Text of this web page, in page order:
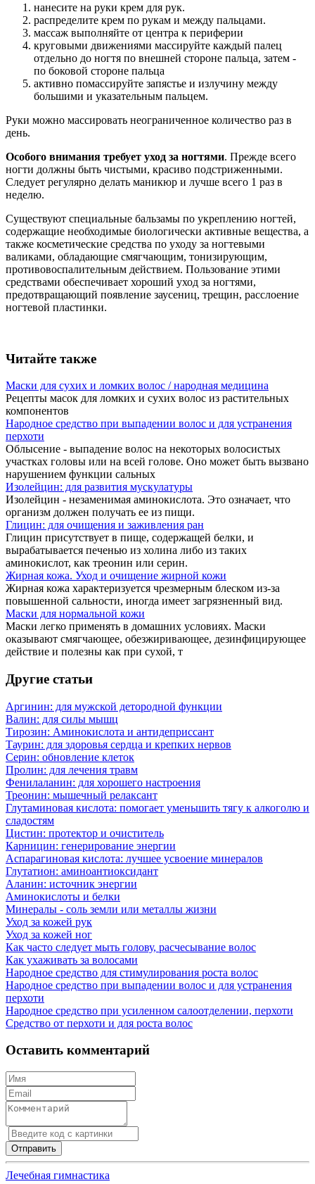
нанесите на руки крем для рук.
распределите крем по рукам и между пальцами.
массаж выполняйте от центра к периферии
круговыми движениями массируйте каждый палец
отдельно до ногтя по внешней стороне пальца, затем -
по боковой стороне пальца
активно помассируйте запястье и излучину между
большими и указательным пальцем.
Руки можно массировать неограниченное количество раз в
день.
Особого внимания требует уход за ногтями. Прежде всего
ногти должны быть чистыми, красиво подстриженными.
Следует регулярно делать маникюр и лучше всего 1 раз в
неделю.
Существуют специальные бальзамы по укреплению ногтей,
содержащие необходимые биологически активные вещества, а
также косметические средства по уходу за ногтевыми
валиками, обладающие смягчающим, тонизирующим,
противовоспалительным действием. Пользование этими
средствами обеспечивает хороший уход за ногтями,
предотвращающий появление заусениц, трещин, расслоение
ногтевой пластинки.
Читайте также
Маски для сухих и ломких волос / народная медицина
Рецепты масок для ломких и сухих волос из растительных
компонентов
Народное средство при выпадении волос и для устранения
перхоти
Облысение - выпадение волос на некоторых волосистых
участках головы или на всей голове. Оно может быть вызвано
нарушением функции сальных
Изолейцин: для развития мускулатуры
Изолейцин - незаменимая аминокислота. Это означает, что
организм должен получать ее из пищи.
Глицин: для очищения и заживления ран
Глицин присутствует в пище, содержащей белки, и
вырабатывается печенью из холина либо из таких
аминокислот, как треонин или серин.
Жирная кожа. Уход и очищение жирной кожи
Жирная кожа характеризуется чрезмерным блеском из-за
повышенной сальности, иногда имеет загрязненный вид.
Маски для нормальной кожи
Маски легко применять в домашних условиях. Маски
оказывают смягчающее, обезжиривающее, дезинфицирующее
действие и полезны как при сухой, т
Другие статьи
Аргинин: для мужской детородной функции
Валин: для силы мышц
Тирозин: Аминокислота и антидеприссант
Таурин: для здоровья сердца и крепких нервов
Серин: обновление клеток
Пролин: для лечения травм
Фенилаланин: для хорошего настроения
Треонин: мышечный релаксант
Глутаминовая кислота: помогает уменьшить тягу к алкоголю и
сладостям
Цистин: протектор и очиститель
Карницин: генерирование энергии
Аспарагиновая кислота: лучшее усвоение минералов
Глутатион: аминоантиоксидант
Аланин: источник энергии
Аминокислоты и белки
Минералы - соль земли или металлы жизни
Уход за кожей рук
Уход за кожей ног
Как часто следует мыть голову, расчесывание волос
Как ухаживать за волосами
Народное средство для стимулирования роста волос
Народное средство при выпадении волос и для устранения
перхоти
Народное средство при усиленном салоотделении, перхоти
Средство от перхоти и для роста волос
Оставить комментарий
Лечебная гимнастика